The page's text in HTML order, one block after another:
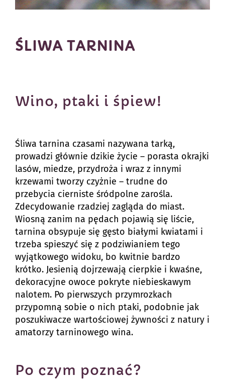
ŚLIWA TARNINA
Wino, ptaki i śpiew!
Śliwa tarnina czasami nazywana tarką,
prowadzi głównie dzikie życie – porasta okrajki
lasów, miedze, przydroża i wraz z innymi
krzewami tworzy czyżnie – trudne do
przebycia cierniste śródpolne zarośla.
Zdecydowanie rzadziej zagląda do miast.
Wiosną zanim na pędach pojawią się liście,
tarnina obsypuje się gęsto białymi kwiatami i
trzeba spieszyć się z podziwianiem tego
wyjątkowego widoku, bo kwitnie bardzo
krótko. Jesienią dojrzewają cierpkie i kwaśne,
dekoracyjne owoce pokryte niebieskawym
nalotem. Po pierwszych przymrozkach
przypomną sobie o nich ptaki, podobnie jak
poszukiwacze wartościowej żywności z natury i
amatorzy tarninowego wina.
Po czym poznać?